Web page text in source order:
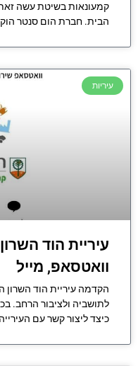
קמעונאות בשיטת עשה
הבית. חברת הום סנטר הוקמה
עיריות
עיריית הוד
וואטסאפ, מייל
הקדמה עיריית הוד
לתושביה ולציבור הרחב.
כיצד ליצור קשר עם